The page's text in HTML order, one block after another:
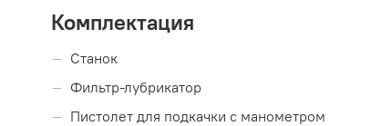
Комплектация
Станок
Фильтр-лубрикатор
Пистолет для подкачки с манометром